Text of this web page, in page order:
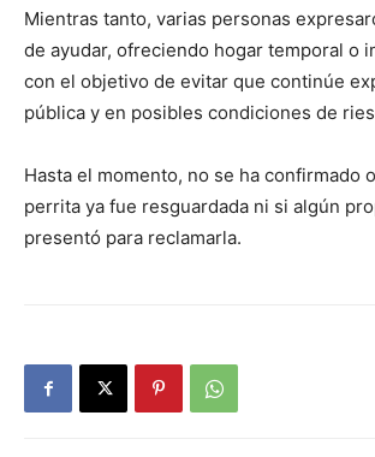
Mientras tanto, varias personas
de ayudar, ofreciendo hogar temporal o
con el objetivo de evitar que continúe
pública y en posibles condiciones de
Hasta el momento, no se ha confirmado
perrita ya fue resguardada ni si algún
presentó para reclamarla.